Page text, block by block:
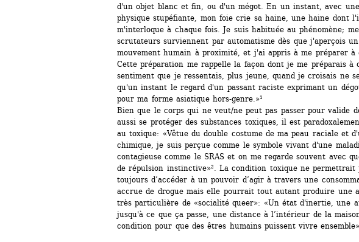
d'un objet blanc et fin, ou d'un mégot. En un instant, avec
physique stupéfiante, mon foie crie sa haine, une haine dont
m'interloque à chaque fois. Je suis habituée au phénomène;
scrutateurs surviennent par automatisme dès que j'aperçois un
mouvement humain à proximité, et j'ai appris à me préparer à
Cette préparation me rappelle la façon dont je me préparais à
sentiment que je ressentais, plus jeune, quand je croisais ne
qu'un instant le regard d'un passant raciste exprimant un
pour ma forme asiatique hors-genre.»¹
Bien que le corps qui ne veut/ne peut pas passer pour valide
aussi se protéger des substances toxiques, il est
au toxique: «Vêtue du double costume de ma peau raciale et
chimique, je suis perçue comme le symbole vivant d'une
contagieuse comme le SRAS et on me regarde souvent avec
de répulsion instinctive»². La condition toxique ne permettrait
toujours d’accéder à un pouvoir d’agir à travers une
accrue de drogue mais elle pourrait tout autant produire une
très particulière de «socialité queer»: «Un état d'inertie, une
jusqu'à ce que ça passe, une distance à l’intérieur de la
condition pour que des êtres humains puissent vivre